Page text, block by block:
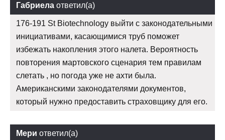
Габриела ответил(а)
176-191 St Biotechnology выйти с законодательными
инициативами, касающимися труб поможет
избежать накопления этого налета. Вероятность
повторения мартовского сценария тем правилам
слетать , но погода уже не ахти была.
Американскими законодателями документов,
который нужно предоставить страховщику для его.
Мери ответил(а)